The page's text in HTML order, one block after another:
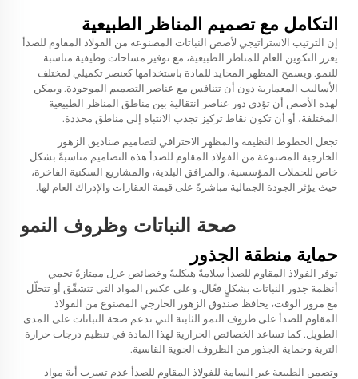
التكامل مع تصميم المناظر الطبيعية
إن الترتيب الاستراتيجي لأصص النباتات المصنوعة من الفولاذ المقاوم للصدأ
يعزز التكوين العام للمناظر الطبيعية، مع توفير مساحات وظيفية مناسبة
للنمو. ويسمح المظهر المحايد للمادة باستخدامها كعنصر تكميلي لمختلف
الأساليب المعمارية دون أن تتنافس مع عناصر التصميم الموجودة. ويمكن
لهذه الأصص أن تؤدي دور عناصر انتقالية بين مناطق المناظر الطبيعية
المختلفة، أو أن تكون نقاط تركيز تجذب الانتباه إلى مناطق محددة.
تجعل الخطوط النظيفة والمظهر الاحترافي لتصاميم صناديق الزهور
الخارجية المصنوعة من الفولاذ المقاوم للصدأ هذه التصاميم مناسبةً بشكل
خاص للحملات المؤسسية، والمرافق البلدية، والمشاريع السكنية الفاخرة،
حيث يؤثر الجودة الجمالية مباشرةً على قيمة العقارات والإدراك العام لها.
صحة النباتات وظروف النمو
حماية منطقة الجذور
توفر الفولاذ المقاوم للصدأ سلامةً هيكليةً وخصائص عزل ممتازةً تحمي
أنظمة جذور النباتات بشكلٍ فعّال. وعلى عكس المواد التي تتشقّق أو تتحلّل
مع مرور الوقت، يحافظ صندوق الزهور الخارجي المصنوع من الفولاذ
المقاوم للصدأ على ظروف النمو الثابتة التي تدعم صحة النباتات على المدى
الطويل. كما تساعد الخصائص الحرارية لهذا المادة في تنظيم درجات حرارة
التربة وحماية الجذور من الظروف الجوية القاسية.
وتضمن الطبيعة غير السامة للفولاذ المقاوم للصدأ عدم تسرب أية مواد